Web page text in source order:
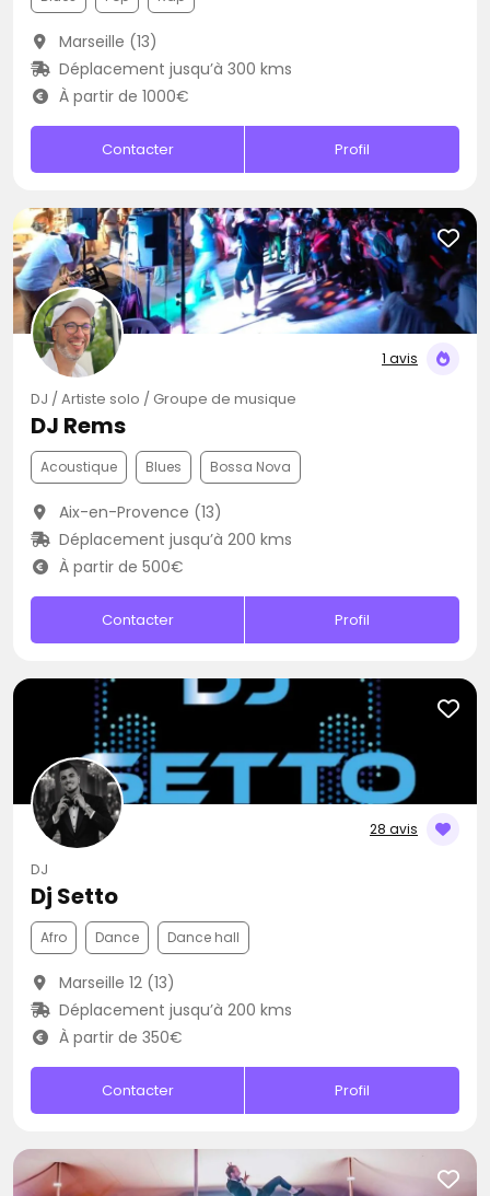
Marseille (13)
Déplacement jusqu’à 300 kms
À partir de 1000€
Contacter Profil
1 avis
DJ / Artiste solo / Groupe de musique
DJ Rems
Acoustique Blues Bossa Nova
Aix-en-Provence (13)
Déplacement jusqu’à 200 kms
À partir de 500€
Contacter Profil
28 avis
DJ
Dj Setto
Afro Dance Dance hall
Marseille 12 (13)
Déplacement jusqu’à 200 kms
À partir de 350€
Contacter Profil